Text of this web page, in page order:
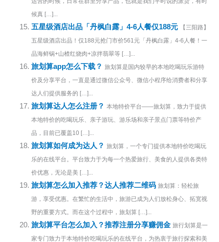
候真 […]...
五星级酒店出品「丹枫白露」4-6人餐仅188元 【三阳路】
五星级酒店出品！仅188元抢门市价561元「丹枫白露」4-6人餐！一
品海鲜锅+山楂红烧肉+凉拌翡翠等 […]...
旅划算app怎么下载？ 旅划算是国内较早的本地吃喝玩乐游特
价及分享平台，一直是通过微信公众号、微信小程序给消费者和分享
达人们提供服务的 […]...
旅划算达人怎么注册？ 本地特价平台——旅划算，致力于提供
本地特价的吃喝玩乐、亲子游玩、游乐场和亲子景点门票等特价产
品，目前已覆盖10 […]...
旅划算如何成为达人？ 旅划算，一个专门提供本地特价吃喝玩
乐的在线平台。平台致力于为每一个热爱旅行、美食的人提供各类特
价优惠，无论是美 […]...
旅划算怎么加入推荐？达人推荐二维码 旅划算：轻松旅
游，享受优惠。在繁忙的生活中，旅游已成为人们放松身心、拓宽视
野的重要方式。而在这个过程中，旅划算 […]...
旅划算平台怎么加入？推荐注册分享赚佣金 旅行划算是一
家专门致力于本地特价吃喝玩乐的在线平台，为热衷于旅行探索和美